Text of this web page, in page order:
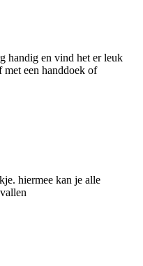
handig en vind het er leuk
met een handdoek of
hiermee kan je alle